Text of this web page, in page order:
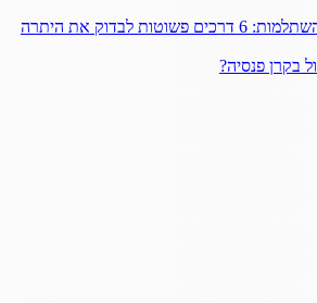
בירור יתרה בקרן השתלמות: 6 דרכים פשוטות לבדוק את היתרה
בקרן פנסיה?